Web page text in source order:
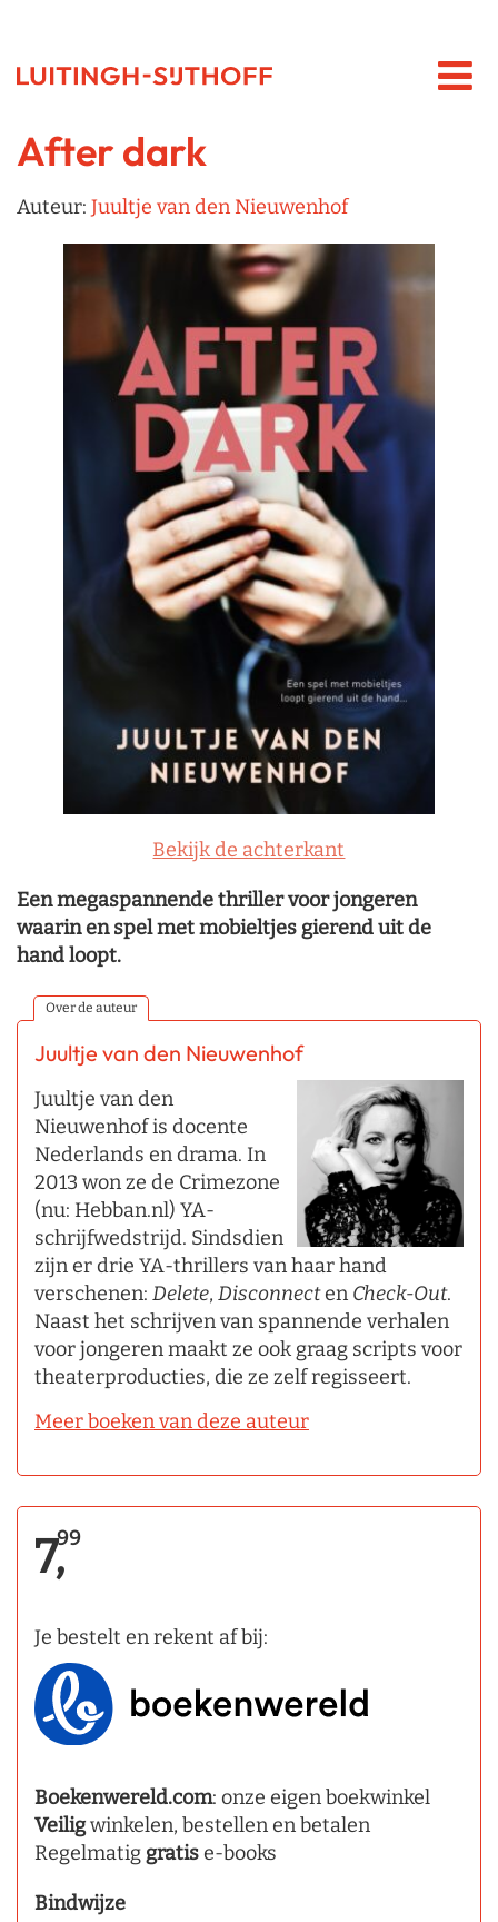
After dark
Auteur: Juultje van den Nieuwenhof
Bekijk de achterkant
Een megaspannende thriller voor jongeren
waarin en spel met mobieltjes gierend uit de
hand loopt.
Over de auteur
Juultje van den Nieuwenhof
Juultje van den
Nieuwenhof is docente
Nederlands en drama. In
2013 won ze de Crimezone
(nu: Hebban.nl) YA-
schrijfwedstrijd. Sindsdien
zijn er drie YA-thrillers van haar hand
verschenen: Delete, Disconnecten Check-Out.
Naast het schrijven van spannende verhalen
voor jongeren maakt ze ook graag scripts voor
theaterproducties, die ze zelf regisseert.
Meer boeken van deze auteur
7,99
Je bestelt en rekent af bij:
Boekenwereld.com: onze eigen boekwinkel
Veiligwinkelen, bestellen en betalen
Regelmatig gratise-books
Bindwijze